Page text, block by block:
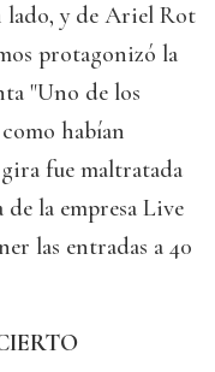
lado, y de Ariel Rot
protagonizó la
"Uno de los
habían
fue maltratada
la empresa Live
las entradas a 40